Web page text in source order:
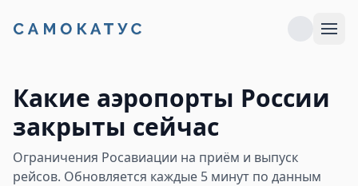
Какие аэропорты России
закрыты сейчас
Ограничения Росавиации на приём и выпуск
рейсов. Обновляется каждые 5 минут по данным